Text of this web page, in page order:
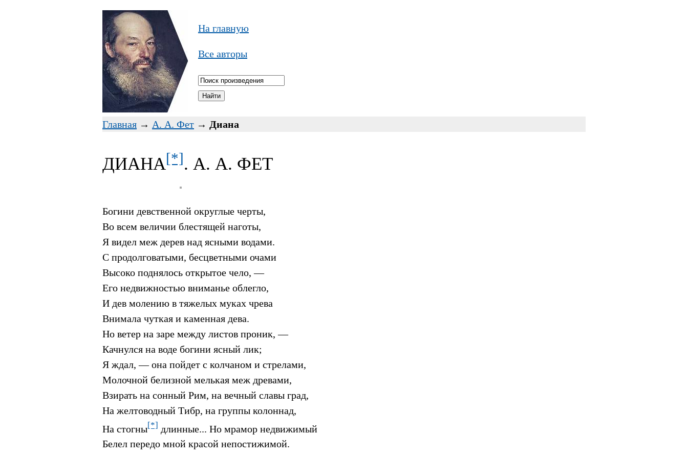
На главную
Все авторы
Главная → А. А. Фет → Диана
ДИАНА[*]. А. А. ФЕТ
Богини девственной округлые черты,
Во всем величии блестящей наготы,
Я видел меж дерев над ясными водами.
С продолговатыми, бесцветными очами
Высоко поднялось открытое чело, —
Его недвижностью вниманье облегло,
И дев молению в тяжелых муках чрева
Внимала чуткая и каменная дева.
Но ветер на заре между листов проник, —
Качнулся на воде богини ясный лик;
Я ждал, — она пойдет с колчаном и стрелами,
Молочной белизной мелькая меж древами,
Взирать на сонный Рим, на вечный славы град,
На желтоводный Тибр, на группы колоннад,
На стогны[*] длинные... Но мрамор недвижимый
Белел передо мной красой непостижимой.